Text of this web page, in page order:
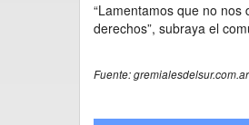
“Lamentamos que no
derechos”, subraya el
Fuente: gremialesdelsur.com.ar